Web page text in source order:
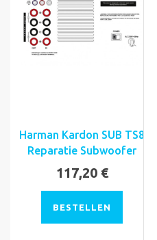
Harman Kardon SUB TS8
Reparatie Subwoofer
117,20 €
BESTELLEN